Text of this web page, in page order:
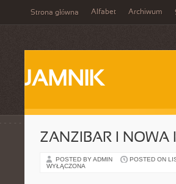
Strona główna Alfabet Archiwum
JAMNIK
ZANZIBAR I NOWA
POSTED BY ADMIN POSTED ON
WYŁĄCZONA